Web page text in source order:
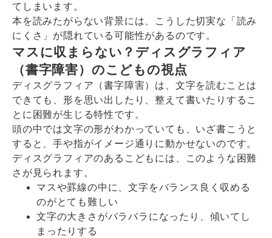
てしまいます。
本を読みたがらない背景には、こうした切実な「読み
にくさ」が隠れている可能性があるのです。
マスに収まらない？ディスグラフィア
（書字障害）のこどもの視点
ディスグラフィア（書字障害）は、文字を読むことは
できても、形を思い出したり、整えて書いたりするこ
とに困難が生じる特性です。
頭の中では文字の形がわかっていても、いざ書こうと
すると、手や指がイメージ通りに動かせないのです。
ディスグラフィアのあるこどもには、このような困難
さが見られます。
マスや罫線の中に、文字をバランス良く収める
のがとても難しい
文字の大きさがバラバラになったり、傾いてし
まったりする